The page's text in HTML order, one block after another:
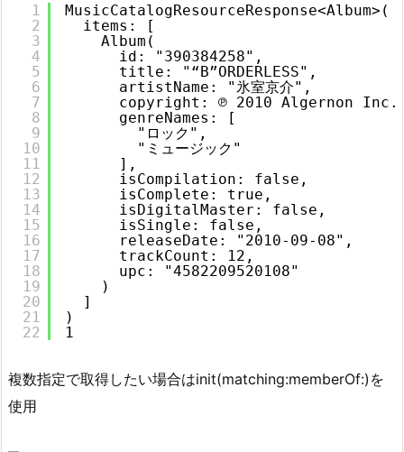
1
2
3
4
5
6
7
8
9
10
11
12
13
14
15
16
17
18
19
20
21
22
MusicCatalogResourceResponse<Album>(
items: [
Album(
id: "390384258",
title: "“B”ORDERLESS",
artistName: "氷室京介",
copyright: ℗ 2010 Algernon
genreNames: [
"ロック",
"ミュージック"
],
isCompilation: false,
isComplete: true,
isDigitalMaster: false,
isSingle: false,
releaseDate: "2010-09-08",
trackCount: 12,
upc: "4582209520108"
)
]
)
1
複数指定で取得したい場合はinit(matching:memberOf:)を
使用